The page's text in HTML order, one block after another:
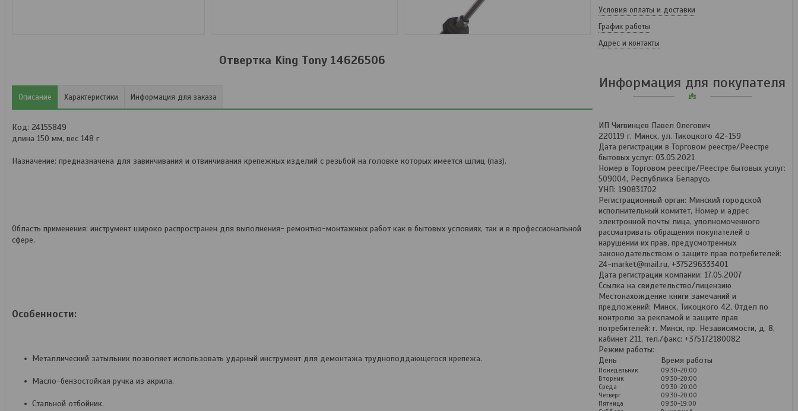
Отвертка King Tony 14626506
Описание Характеристики Информация для заказа
Код: 24155849
длина 150 мм, вес 148 г
Назначение: предназначена для завинчивания и отвинчивания крепежных изделий с резьбой на головке которых имеется шлиц (паз).
Область применения: инструмент широко распространен для выполнения- ремонтно-монтажных работ как в бытовых условиях, так и в профессиональной
сфере.
Особенности:
Металлический затыльник позволяет использовать ударный инструмент для демонтажа трудноподдающегося крепежа.
Масло-бензостойкая ручка из акрила.
Стальной отбойник.
Условия оплаты и доставки
График работы
Адрес и контакты
Информация для покупателя
ИП Чигвинцев Павел Олегович
220119 г. Минск, ул. Тикоцкого 42-159
Дата регистрации в Торговом реестре/Реестре
бытовых услуг: 03.05.2021
Номер в Торговом реестре/Реестре бытовых услуг:
509004, Республика Беларусь
УНП: 190831702
Регистрационный орган: Минский городской
исполнительный комитет, Номер и адрес
электронной почты лица, уполномоченного
рассматривать обращения покупателей о
нарушении их прав, предусмотренных
законодательством о защите прав потребителей:
24-market@mail.ru, +375296333401
Дата регистрации компании: 17.05.2007
Ссылка на свидетельство/лицензию
Местонахождение книги замечаний и
предложений: Минск, Тикоцкого 42, Отдел по
контролю за рекламой и защите прав
потребителей: г. Минск, пр. Независимости, д. 8,
кабинет 211, тел./факс: +375172180082
Режим работы:
День
Время работы
Понедельник
09:30-20:00
Вторник
09:30-20:00
Среда
09:30-20:00
Четверг
09:30-20:00
Пятница
09:30-19:00